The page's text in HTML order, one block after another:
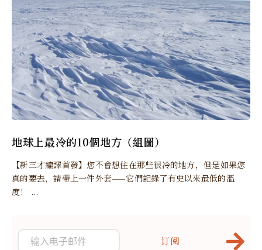
地球上最冷的10個地方（組圖）
【新三才編譯首發】您不會想住在那些很冷的地方，但是如果您
真的要去，請帶上一件外套——它們記錄了有史以來最低的溫
度！ ...
订阅